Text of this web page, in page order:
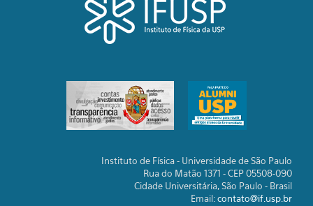
Instituto de Física - Universidade de São Paulo
Rua do Matão 1371 - CEP 05508-090
Cidade Universitária, São Paulo - Brasil
Email:contato@if.usp.br